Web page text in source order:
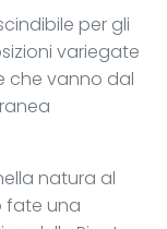
per gli
variegate
che vanno dal
natura al
fate una